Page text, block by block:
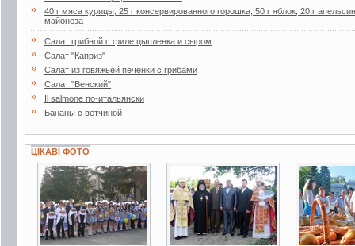
»
40 г мяса курицы, 25 г консервированного горошка, 50 г яблок, 20 г
майонеза
» Салат грибной с филе цыпленка и сыром
» Салат "Каприз"
» Салат из говяжьей печенки с грибами
» Салат "Венский"
» Il salmone по-итальянски
» Бананы с ветчиной
ЦІКАВІ ФОТО
4 фото 3 фото 6 фото